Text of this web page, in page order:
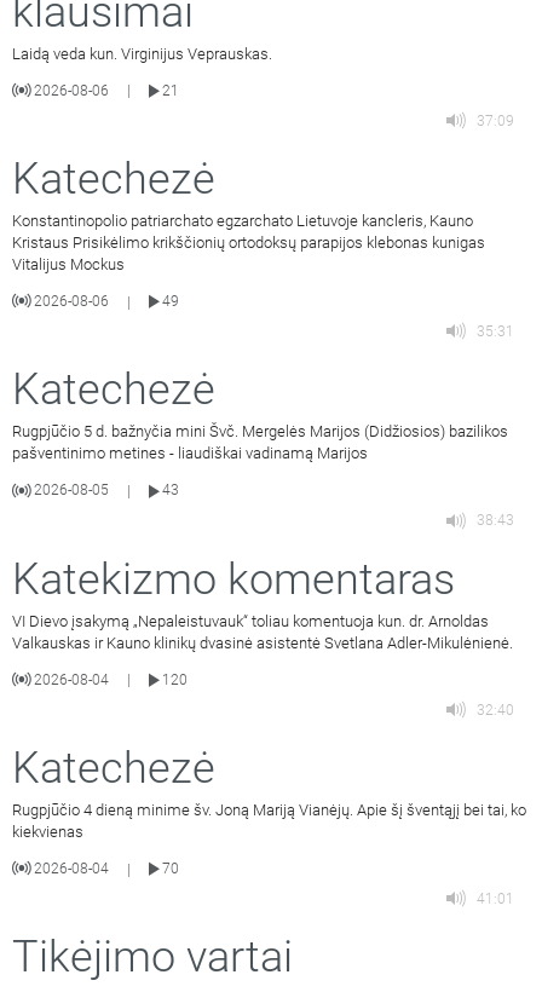
klausimai
Laidą veda kun. Virginijus Veprauskas.
2026-08-06
21
37:09
Katechezė
Konstantinopolio patriarchato egzarchato Lietuvoje kancleris, Kauno
Kristaus Prisikėlimo krikščionių ortodoksų parapijos klebonas kunigas
Vitalijus Mockus
2026-08-06 |
49
35:31
Katechezė
Rugpjūčio 5 d. bažnyčia mini Švč. Mergelės Marijos (Didžiosios) bazilikos
pašventinimo metines - liaudiškai vadinamą Marijos
2026-08-05
43
38:43
Katekizmo komentaras
VI Dievo įsakymą „Nepaleistuvauk“ toliau komentuoja kun. dr. Arnoldas
Valkauskas ir Kauno klinikų dvasinė asistentė Svetlana Adler-Mikulėnienė.
2026-08-04
120
32:40
Katechezė
Rugpjūčio 4 dieną minime šv. Joną Mariją Vianėjų. Apie šį šventąjį bei tai, ko
kiekvienas
2026-08-04 |
70
41:01
Tikėjimo vartai